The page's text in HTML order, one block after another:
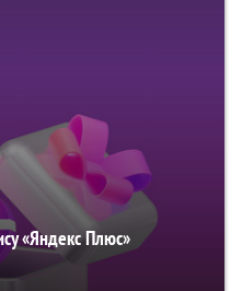
«Яндекс Плюс»